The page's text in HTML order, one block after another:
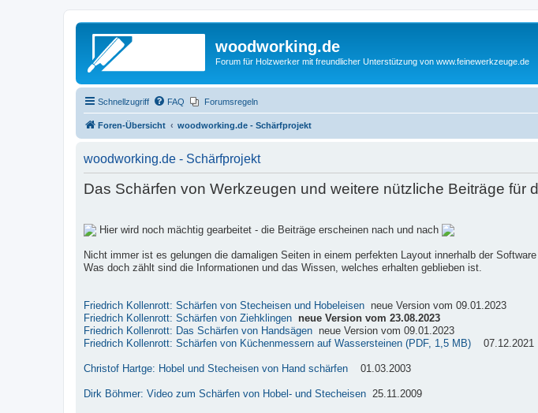
woodworking.de
Forum für Holzwerker mit freundlicher Unterstützung von www.feinewerkzeuge.de
Schnellzugriff FAQ Forumsregeln
Foren-Übersicht woodworking.de - Schärfprojekt
woodworking.de - Schärfprojekt
Das Schärfen von Werkzeugen und weitere nützliche Beiträge für
Hier wird noch mächtig gearbeitet - die Beiträge erscheinen nach und nach
Nicht immer ist es gelungen die damaligen Seiten in einem perfekten Layout innerhalb der
Was doch zählt sind die Informationen und das Wissen, welches erhalten geblieben ist.
Friedrich Kollenrott: Schärfen von Stecheisen und Hobeleisen neue Version vom 09.01.2023
Friedrich Kollenrott: Schärfen von Ziehklingen
neue Version vom 23.08.2023
Friedrich Kollenrott: Das Schärfen von Handsägen neue Version vom 09.01.2023
Friedrich Kollenrott: Schärfen von Küchenmessern auf Wassersteinen (PDF, 1,5 MB) 07.12.2021
Christof Hartge: Hobel und Stecheisen von Hand schärfen 01.03.2003
Dirk Böhmer: Video zum Schärfen von Hobel- und Stecheisen 25.11.2009